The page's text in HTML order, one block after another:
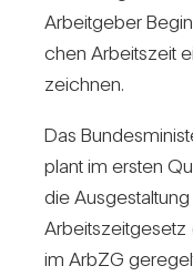
Arbeit­geber
chen Arbeits­zeit
zeichnen.
Das
plant im ersten
die
Arbeits­zeit­ge­setz
im ArbZG